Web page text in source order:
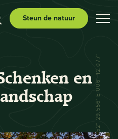
Steun de natuur
enN 52° 29.556' E 006° 12.077'